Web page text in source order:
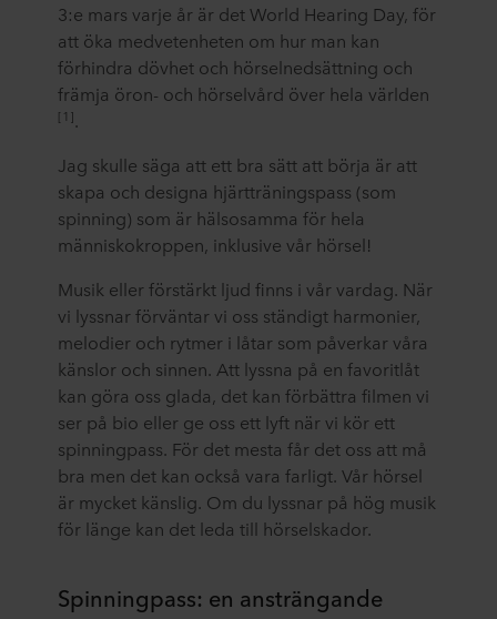
3:e mars varje år är det World Hearing Day, för
att öka medvetenheten om hur man kan
förhindra dövhet och hörselnedsättning och
främja öron- och hörselvård över hela världen
[1].
Jag skulle säga att ett bra sätt att börja är att
skapa och designa hjärtträningspass (som
spinning) som är hälsosamma för hela
människokroppen, inklusive vår hörsel!
Musik eller förstärkt ljud finns i vår vardag. När
vi lyssnar förväntar vi oss ständigt harmonier,
melodier och rytmer i låtar som påverkar våra
känslor och sinnen. Att lyssna på en favoritlåt
kan göra oss glada, det kan förbättra filmen vi
ser på bio eller ge oss ett lyft när vi kör ett
spinningpass. För det mesta får det oss att må
bra men det kan också vara farligt. Vår hörsel
är mycket känslig. Om du lyssnar på hög musik
för länge kan det leda till hörselskador.
Spinningpass: en ansträngande